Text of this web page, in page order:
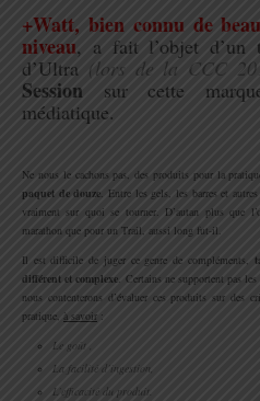
+Watt, bien connu de
niveau, a fait l’objet d’un
d’Ultra (lors de la CCC
Session sur cette
médiatique.
Ne nous le cachons pas, des produits pour la
paquet de douze. Entre les gels, les barres et
vraiment sur quoi se tourner. D’autan plus que
marathon que pour un Trail, aussi long fut-il.
Il est difficile de juger ce genre de compléments,
différent et complexe. Certains ne supportent pas
nous contenterons d’évaluer ces produits sur des
pratique, à savoir :
Le goût ,
La facilité d’ingestion,
L’efficacité du produit.